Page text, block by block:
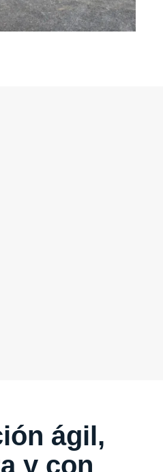
ágil,
y con